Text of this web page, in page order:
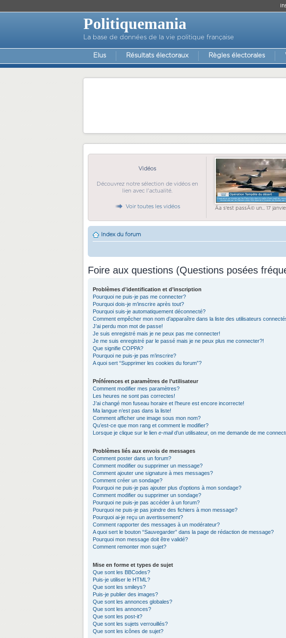
Politiquemania
La base de données de la vie politique française
Elus Résultats électoraux Règles électorales
Vidéos
Découvrez notre sélection de vidéos en
lien avec l'actualité.
Voir toutes les vidéos Ãa s'est passÃ© un... 17
Index du forum
Foire aux questions (Questions posées
Problèmes d’identification et d’inscription
Pourquoi ne puis-je pas me connecter?
Pourquoi dois-je m’inscrire après tout?
Pourquoi suis-je automatiquement déconnecté?
Comment empêcher mon nom d’apparaître dans la liste des utilisateurs
J’ai perdu mon mot de passe!
Je suis enregistré mais je ne peux pas me connecter!
Je me suis enregistré par le passé mais je ne peux plus me connecter?!
Que signifie COPPA?
Pourquoi ne puis-je pas m’inscrire?
A quoi sert “Supprimer les cookies du forum”?
Préférences et paramètres de l’utilisateur
Comment modifier mes paramètres?
Les heures ne sont pas correctes!
J’ai changé mon fuseau horaire et l’heure est encore incorrecte!
Ma langue n’est pas dans la liste!
Comment afficher une image sous mon nom?
Qu’est-ce que mon rang et comment le modifier?
Lorsque je clique sur le lien e-maild’un utilisateur, on me demande de me
Problèmes liés aux envois de messages
Comment poster dans un forum?
Comment modifier ou supprimer un message?
Comment ajouter une signature à mes messages?
Comment créer un sondage?
Pourquoi ne puis-je pas ajouter plus d’options à mon sondage?
Comment modifier ou supprimer un sondage?
Pourquoi ne puis-je pas accéder à un forum?
Pourquoi ne puis-je pas joindre des fichiers à mon message?
Pourquoi ai-je reçu un avertissement?
Comment rapporter des messages à un modérateur?
A quoi sert le bouton “Sauvegarder” dans la page de rédaction de message?
Pourquoi mon message doit être validé?
Comment remonter mon sujet?
Mise en forme et types de sujet
Que sont les BBCodes?
Puis-je utiliser le HTML?
Que sont les smileys?
Puis-je publier des images?
Que sont les annonces globales?
Que sont les annonces?
Que sont les post-it?
Que sont les sujets verrouillés?
Que sont les icônes de sujet?